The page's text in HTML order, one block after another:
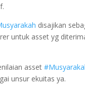
disajikan
untuk asset yg
asset
unsur ekuitas ya.